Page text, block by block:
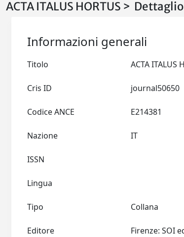
ACTA ITALUS HORTUS > Dettaglio
Informazioni generali
Titolo
Cris ID
Codice ANCE
Nazione
ISSN
Lingua
Tipo Collana
Editore